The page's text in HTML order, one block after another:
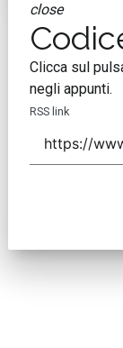
close
Clicca sul
negli appunti.
RSS link